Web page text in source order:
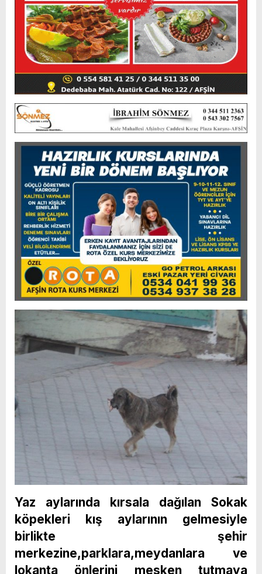
Yaz aylarında kırsala dağılan Sokak
köpekleri kış aylarının gelmesiyle
birlikte şehir
merkezine,parklara,meydanlara ve
lokanta önlerini mesken tutmaya